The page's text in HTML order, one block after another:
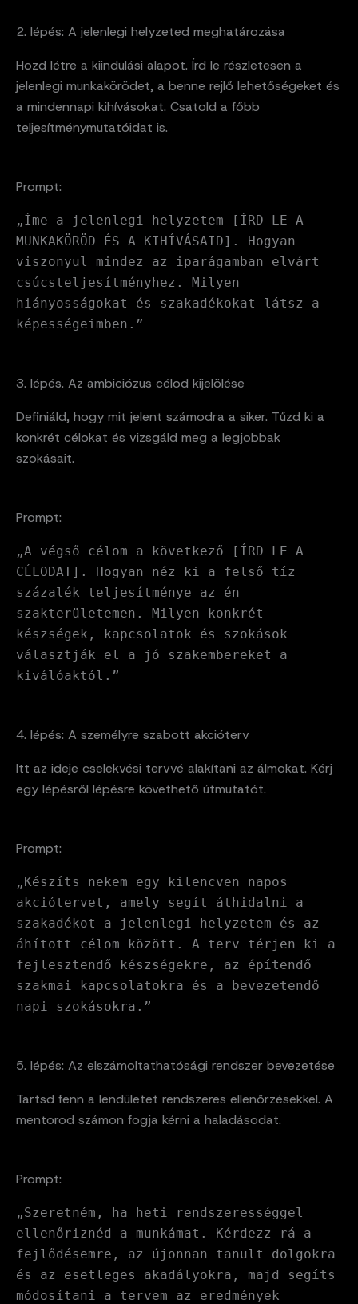
2. lépés: A jelenlegi helyzeted meghatározása
Hozd létre a kiindulási alapot. Írd le részletesen a
jelenlegi munkakörödet, a benne rejlő lehetőségeket és
a mindennapi kihívásokat. Csatold a főbb
teljesítménymutatóidat is.
Prompt:
„Íme a jelenlegi helyzetem [ÍRD LE A
MUNKAKÖRÖD ÉS A KIHÍVÁSAID]. Hogyan
viszonyul mindez az iparágamban elvárt
csúcsteljesítményhez. Milyen
hiányosságokat és szakadékokat látsz a
képességeimben.”
3. lépés. Az ambiciózus célod kijelölése
Definiáld, hogy mit jelent számodra a siker. Tűzd ki a
konkrét célokat és vizsgáld meg a legjobbak
szokásait.
Prompt:
„A végső célom a következő [ÍRD LE A
CÉLODAT]. Hogyan néz ki a felső tíz
százalék teljesítménye az én
szakterületemen. Milyen konkrét
készségek, kapcsolatok és szokások
választják el a jó szakembereket a
kiválóaktól.”
4. lépés: A személyre szabott akcióterv
Itt az ideje cselekvési tervvé alakítani az álmokat. Kérj
egy lépésről lépésre követhető útmutatót.
Prompt:
„Készíts nekem egy kilencven napos
akciótervet, amely segít áthidalni a
szakadékot a jelenlegi helyzetem és az
áhított célom között. A terv térjen ki a
fejlesztendő készségekre, az építendő
szakmai kapcsolatokra és a bevezetendő
napi szokásokra.”
5. lépés: Az elszámoltathatósági rendszer bevezetése
Tartsd fenn a lendületet rendszeres ellenőrzésekkel. A
mentorod számon fogja kérni a haladásodat.
Prompt:
„Szeretném, ha heti rendszerességgel
ellenőriznéd a munkámat. Kérdezz rá a
fejlődésemre, az újonnan tanult dolgokra
és az esetleges akadályokra, majd segíts
módosítani a tervem az eredmények